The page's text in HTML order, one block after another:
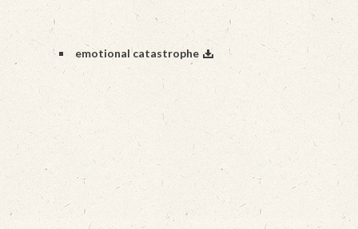
emotional catastrophe